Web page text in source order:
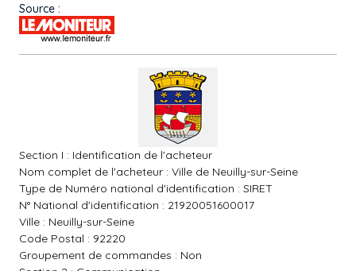
Source :
Section I : Identification de l'acheteur
Nom complet de l'acheteur : Ville de Neuilly-sur-Seine
Type de Numéro national d'identification : SIRET
N° National d'identification : 21920051600017
Ville : Neuilly-sur-Seine
Code Postal : 92220
Groupement de commandes : Non